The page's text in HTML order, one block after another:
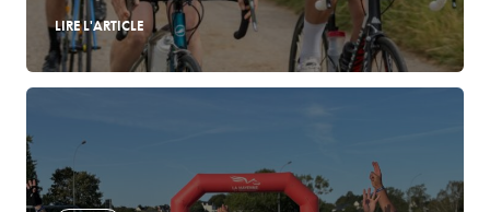
LIRE L'ARTICLE